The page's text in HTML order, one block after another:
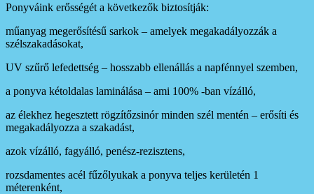
Ponyváink erősségét a következők biztosítják:
műanyag megerősítésű sarkok – amelyek megakadályozzák a
szélszakadásokat,
UV szűrő lefedettség – hosszabb ellenállás a napfénnyel szemben,
a ponyva kétoldalas laminálása – ami 100% -ban vízálló,
az élekhez hegesztett rögzítőzsinór minden szél mentén – erősíti és
megakadályozza a szakadást,
azok vízálló, fagyálló, penész-rezisztens,
rozsdamentes acél fűzőlyukak a ponyva teljes kerületén 1
méterenként,